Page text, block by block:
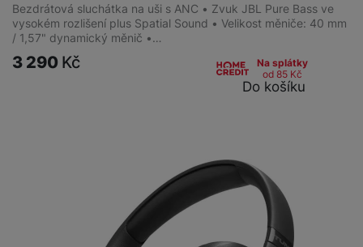
Bezdrátová sluchátka na uši s ANC • Zvuk JBL Pure Bass ve
vysokém rozlišení plus Spatial Sound • Velikost měniče: 40 mm
/ 1,57" dynamický měnič •…
3 290 Kč
Na splátky
od 85 Kč
Do košíku